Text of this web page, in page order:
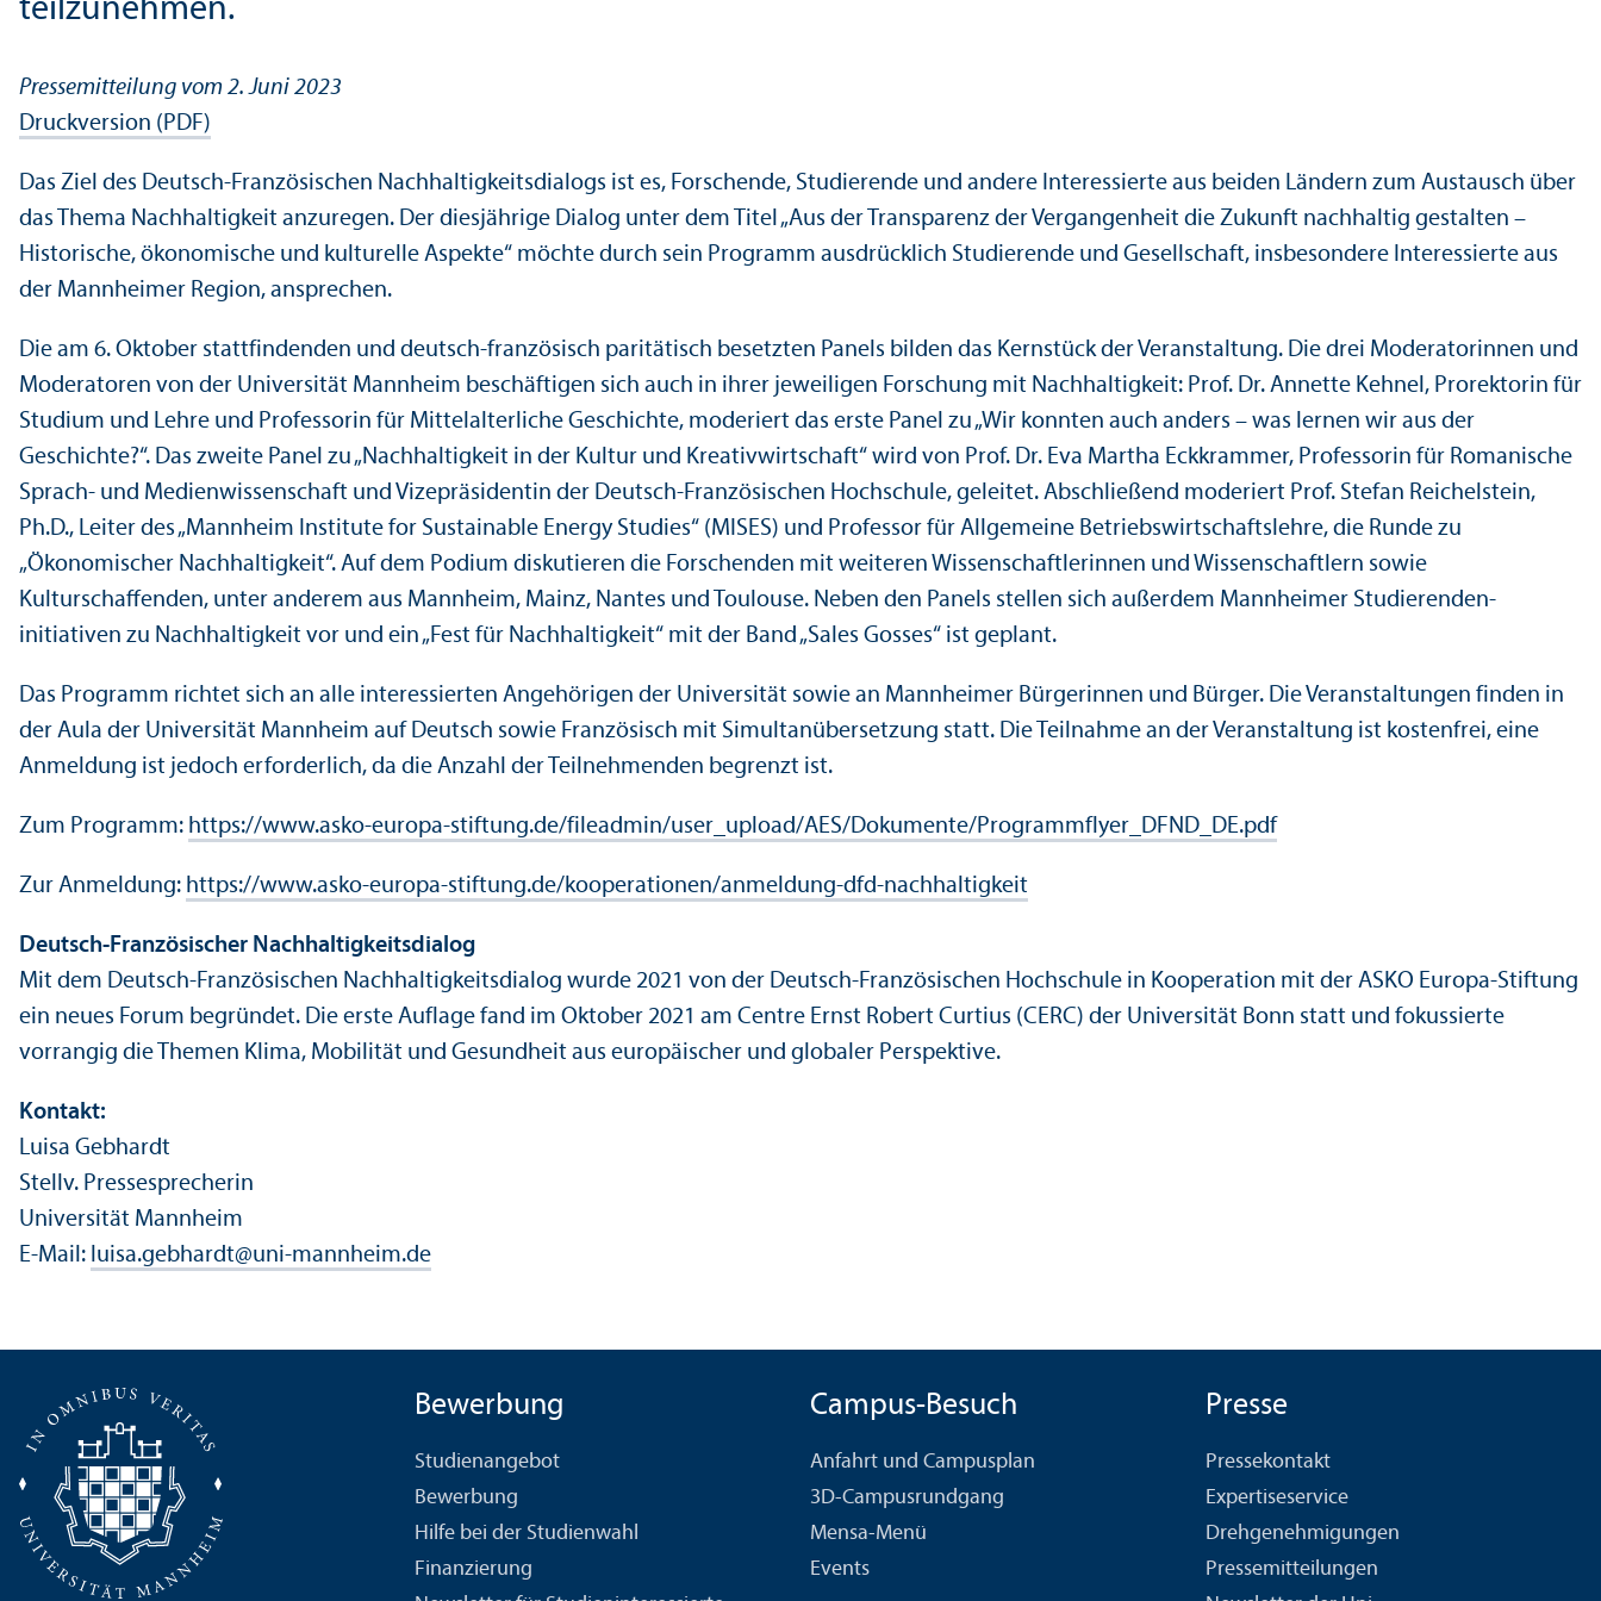
teilzunehmen.
Pressemitteilung vom 2. Juni 2023
Druckversion (PDF)
Das Ziel des Deutsch-Französischen Nachhaltigkeits­dialogs ist es, Forschende, Studierende und andere Interessierte aus beiden Ländern zum Austausch über
das Thema Nachhaltigkeit anzuregen. Der diesjährige Dialog unter dem Titel „Aus der Trans­parenz der Vergangenheit die Zukunft nachhaltig gestalten –
Historische, ökonomische und kulturelle Aspekte“ möchte durch sein Programm ausdrücklich Studierende und Gesellschaft, insbesondere Interessierte aus
der Mannheimer Region, ansprechen.
Die am 6. Oktober stattfindenden und deutsch-französisch paritätisch besetzten Panels bilden das Kernstück der Veranstaltung. Die drei Moderatorinnen und
Moderatoren von der Universität Mannheim beschäftigen sich auch in ihrer jeweiligen Forschung mit Nachhaltigkeit: Prof. Dr. Annette Kehnel, Prorektorin für
Studium und Lehre und Professorin für Mittelalterliche Geschichte, moderiert das erste Panel zu „Wir konnten auch anders – was lernen wir aus der
Geschichte?“. Das zweite Panel zu „Nachhaltigkeit in der Kultur und Kreativwirtschaft“ wird von Prof. Dr. Eva Martha Eckkrammer, Professorin für Romanische
Sprach- und Medien­wissenschaft und Vizepräsidentin der Deutsch-Französischen Hochschule, geleitet. Abschließend moderiert Prof. Stefan Reichelstein,
Ph.D., Leiter des „Mannheim Institute for Sustainable Energy Studies“ (MISES) und Professor für Allgemeine Betriebs­wirtschafts­lehre, die Runde zu
„Ökonomischer Nachhaltigkeit“. Auf dem Podium diskutieren die Forschenden mit weiteren Wissenschaft­lerinnen und Wissenschaft­lern sowie
Kulturschaffenden, unter anderem aus Mannheim, Mainz, Nantes und Toulouse. Neben den Panels stellen sich außerdem Mannheimer Studierenden­
initiativen zu Nachhaltigkeit vor und ein „Fest für Nachhaltigkeit“ mit der Band „Sales Gosses“ ist geplant.
Das Programm richtet sich an alle interessierten Angehörigen der Universität sowie an Mannheimer Bürgerinnen und Bürger. Die Veranstaltungen finden in
der Aula der Universität Mannheim auf Deutsch sowie Französisch mit Simultanübersetzung statt. Die Teilnahme an der Veranstaltung ist kostenfrei, eine
Anmeldung ist jedoch erforderlich, da die Anzahl der Teilnehmenden begrenzt ist.
Zum Programm: https://www.asko-europa-stiftung.de/fileadmin/user_upload/AES/Dokumente/Programmflyer_DFND_DE.pdf
Zur Anmeldung: https://www.asko-europa-stiftung.de/kooperationen/anmeldung-dfd-nachhaltigkeit
Deutsch-Französischer Nachhaltigkeits­dialog
Mit dem Deutsch-Französischen Nachhaltigkeits­dialog wurde 2021 von der Deutsch-Französischen Hochschule in Kooperation mit der ASKO Europa-Stiftung
ein neues Forum begründet. Die erste Auflage fand im Oktober 2021 am Centre Ernst Robert Curtius (CERC) der Universität Bonn statt und fokussierte
vorrangig die Themen Klima, Mobilität und Gesundheit aus europäischer und globaler Perspektive.
Kontakt:
Luisa Gebhardt
Stellv. Pressesprecherin
Universität Mannheim
E-Mail: luisa.gebhardt@uni-mannheim.de
Bewerbung
Studien­angebot
Bewerbung
Hilfe bei der Studien­wahl
Finanzierung
Campus-Besuch
Anfahrt und Campusplan
3D-Campusrundgang
Mensa-Menü
Events
Presse
Pressekontakt
Expertiseservice
Drehgenehmigungen
Pressemitteilungen